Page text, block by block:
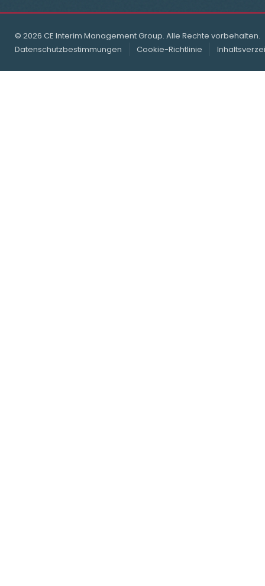
© 2026 CE Interim Management Group. Alle Rechte vorbehalten.
Datenschutzbestimmungen
Cookie-Richtlinie